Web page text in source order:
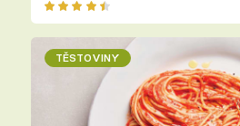
TĚSTOVINY